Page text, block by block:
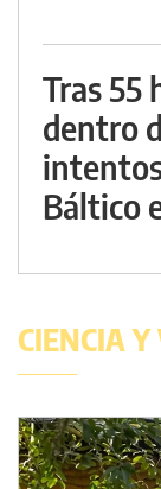
Tras 55
dentro
Báltico
CIENCIA